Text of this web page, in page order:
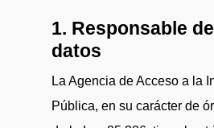
1. Responsable
datos
La Agencia de Acceso a la
Pública, en su carácter de